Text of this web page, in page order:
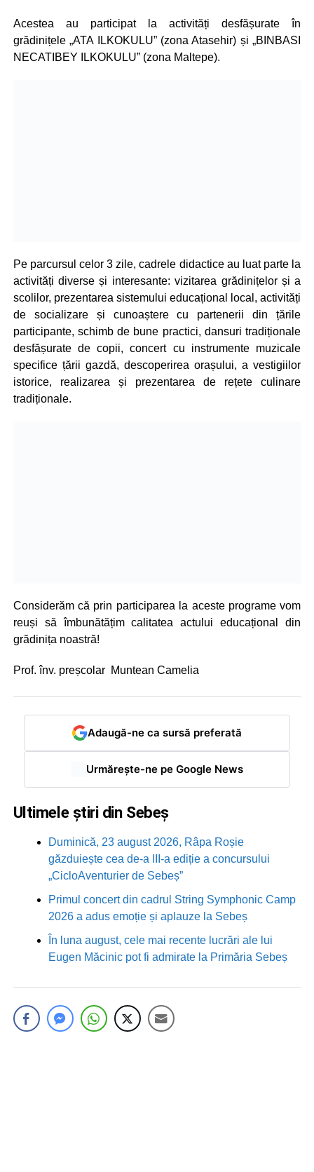
Acestea au participat la activități desfășurate în
grădinițele „ATA ILKOKULU” (zona Atasehir) și „BINBASI
NECATIBEY ILKOKULU” (zona Maltepe).
Pe parcursul celor 3 zile, cadrele didactice au luat parte la
activități diverse și interesante: vizitarea grădinițelor și a
scolilor, prezentarea sistemului educațional local, activități
de socializare și cunoaștere cu partenerii din țările
participante, schimb de bune practici, dansuri tradiționale
desfășurate de copii, concert cu instrumente muzicale
specifice țării gazdă, descoperirea orașului, a vestigiilor
istorice, realizarea și prezentarea de rețete culinare
tradiționale.
Considerăm că prin participarea la aceste programe vom
reuși să îmbunătățim calitatea actului educațional din
grădinița noastră!
Prof. înv. preșcolar Muntean Camelia
Adaugă-ne ca sursă preferată
Urmărește-ne pe Google News
Ultimele știri din Sebeș
Duminică, 23 august 2026, Râpa Roșie
găzduiește cea de-a III-a ediție a concursului
„CicloAventurier de Sebeș”
Primul concert din cadrul String Symphonic Camp
2026 a adus emoție și aplauze la Sebeș
În luna august, cele mai recente lucrări ale lui
Eugen Măcinic pot fi admirate la Primăria Sebeș